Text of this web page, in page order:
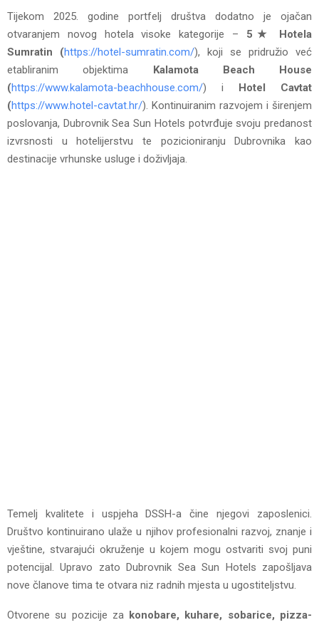
Tijekom 2025. godine portfelj društva dodatno je ojačan
otvaranjem novog hotela visoke kategorije – 5★ Hotela
Sumratin (https://hotel-sumratin.com/), koji se pridružio već
etabliranim objektima Kalamota Beach House
(https://www.kalamota-beachhouse.com/) i Hotel Cavtat
(https://www.hotel-cavtat.hr/). Kontinuiranim razvojem i širenjem
poslovanja, Dubrovnik Sea Sun Hotels potvrđuje svoju predanost
izvrsnosti u hotelijerstvu te pozicioniranju Dubrovnika kao
destinacije vrhunske usluge i doživljaja.
Temelj kvalitete i uspjeha DSSH-a čine njegovi zaposlenici.
Društvo kontinuirano ulaže u njihov profesionalni razvoj, znanje i
vještine, stvarajući okruženje u kojem mogu ostvariti svoj puni
potencijal. Upravo zato Dubrovnik Sea Sun Hotels zapošljava
nove članove tima te otvara niz radnih mjesta u ugostiteljstvu.
Otvorene su pozicije za konobare, kuhare, sobarice, pizza-